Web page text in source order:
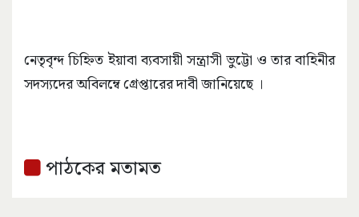
নেতৃবৃন্দ চিহ্নিত ইয়াবা ব্যবসায়ী সন্ত্রাসী ভুট্টো ও তার বাহিনীর
সদস্যদের অবিলম্বে গ্রেপ্তারের দাবী জানিয়েছে ।
পাঠকের মতামত